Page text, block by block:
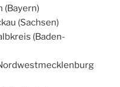
(Bayern)
(Sachsen)
(Baden-